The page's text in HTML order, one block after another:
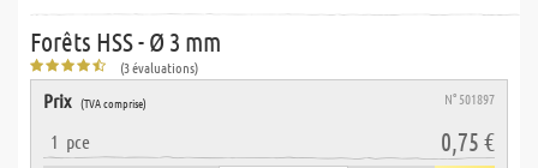
Forêts HSS - Ø 3 mm
(3 évaluations)
Prix (TVA comprise) N° 501897
1 pce 0,75 €